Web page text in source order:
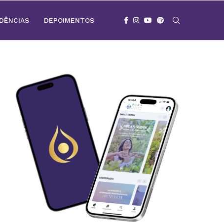
DEPOIMENTOS